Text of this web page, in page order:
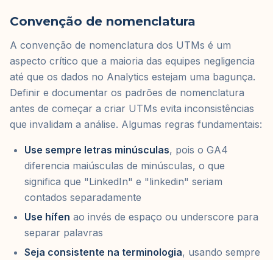
Convenção de nomenclatura
A convenção de nomenclatura dos UTMs é um
aspecto crítico que a maioria das equipes negligencia
até que os dados no Analytics estejam uma bagunça.
Definir e documentar os padrões de nomenclatura
antes de começar a criar UTMs evita inconsistências
que invalidam a análise. Algumas regras fundamentais:
Use sempre letras minúsculas, pois o GA4
diferencia maiúsculas de minúsculas, o que
significa que "LinkedIn" e "linkedin" seriam
contados separadamente
Use hífen ao invés de espaço ou underscore para
separar palavras
Seja consistente na terminologia, usando sempre